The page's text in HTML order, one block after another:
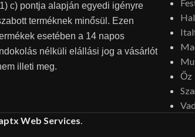
c) pontja alapján egyedi igényre
terméknek minősül. Ezen
esetében a 14 napos
nélküli elállási jog a vásárlót
illeti meg.
Hal
Őz
Web Services.